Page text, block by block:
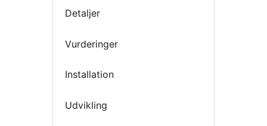
Detaljer
Vurderinger
Installation
Udvikling